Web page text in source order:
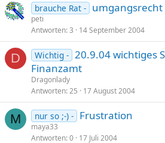
brauche Rat - umgangsrecht
peti
Antworten 3 14 September 2004
D Wichtig - 20.9.04 wichtiges
Finanzamt
Dragonlady
Antworten 25 17 August 2004
M nur so ;-) - Frustration
maya33
Antworten 0 17 Juli 2004